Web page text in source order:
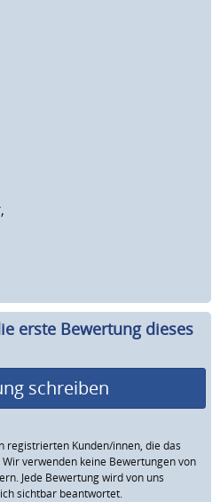
erste Bewertung dieses
schreiben
registrierten Kunden/innen, die das
verwenden keine Bewertungen von
Jede Bewertung wird von uns
sichtbar beantwortet.